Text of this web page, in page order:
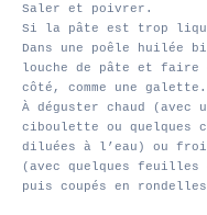
Saler et poivrer.
Si la pâte est trop
Dans une poêle huilée
louche de pâte et faire
côté, comme une galette.
À déguster chaud
ciboulette ou quelques
diluées à l’eau) ou froid
(avec quelques feuilles
puis coupés en